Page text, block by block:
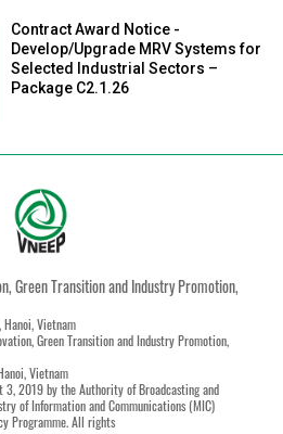
Contract Award Notice -
Develop/Upgrade MRV Systems for
Selected Industrial Sectors –
Package C2.1.26
Green Transition and Industry Promotion,
Vietnam
Green Transition and Industry Promotion,
Vietnam
3, 2019 by the Authority of Broadcasting and
of Information and Communications (MIC)
Programme. All rights